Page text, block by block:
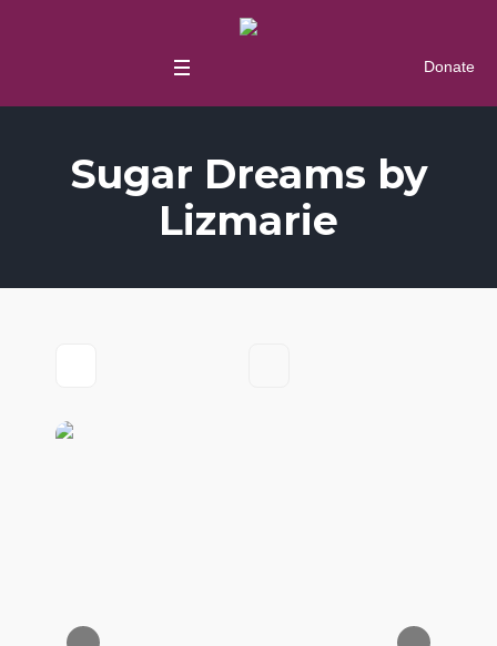
Donate
Sugar Dreams by
Lizmarie